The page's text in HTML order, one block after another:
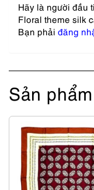
Hãy là người đầu
Floral theme silk
Bạn phải đăng
Sản